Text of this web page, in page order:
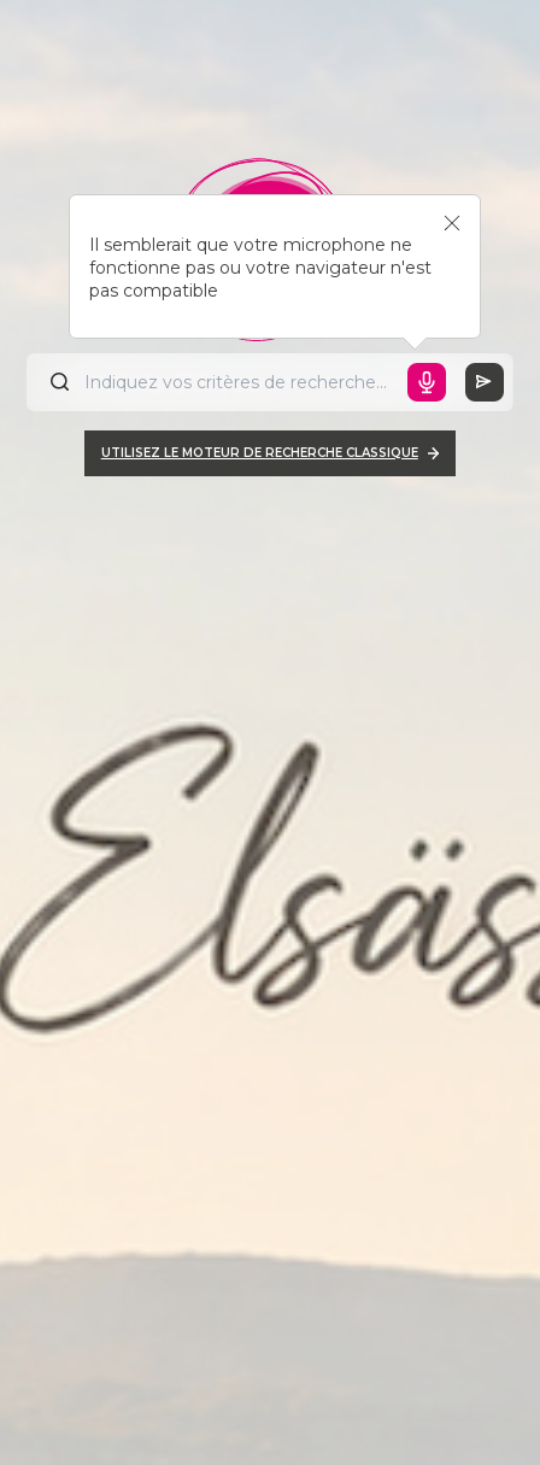
Il semblerait que votre microphone ne
fonctionne pas ou votre navigateur n'est
pas compatible
UTILISEZ LE MOTEUR DE RECHERCHE CLASSIQUE